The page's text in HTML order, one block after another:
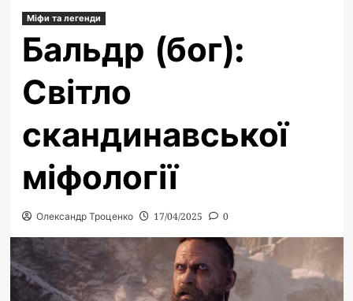
Міфи та легенди
Бальдр (бог):
Світло
скандинавської
міфології
Олександр Троценко 17/04/2025 0